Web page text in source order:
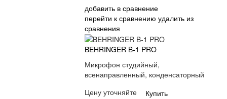
добавить в сравнение
перейти к сравнению удалить из
сравнения
BEHRINGER B-1 PRO
Микрофон студийный,
всенаправленный, конденсаторный
Цену уточняйте
Купить